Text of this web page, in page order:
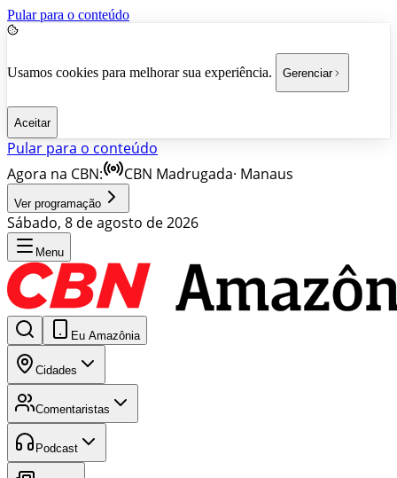
Pular para o conteúdo
Usamos cookies para melhorar sua experiência. Gerenciar
Aceitar
Pular para o conteúdo
Agora na CBN:
CBN Madrugada· Manaus
Ver programação
Sábado, 8 de agosto de 2026
Menu
Eu Amazônia
Cidades
Comentaristas
Podcast